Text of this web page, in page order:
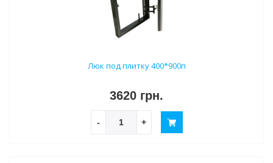
Люк под плитку 400*900п
3620 грн.
- +